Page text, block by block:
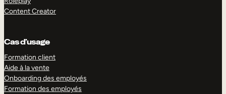
Content Creator
Cas d’usage
Formation client
Aide à la vente
Onboarding des employés
Formation des employés